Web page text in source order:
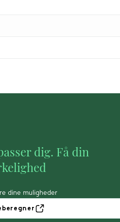
dig. Få din
dine muligheder